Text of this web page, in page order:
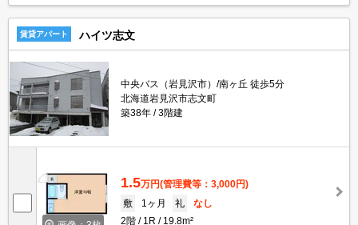
賃貸アパート ハイツ志文
中央バス（岩見沢市）/南ヶ丘 徒歩5分
北海道岩見沢市志文町
築38年
3階建
1.5万円(管理費等：3,000円)
敷
1ヶ月 礼
なし
2階
1R 19.8m²